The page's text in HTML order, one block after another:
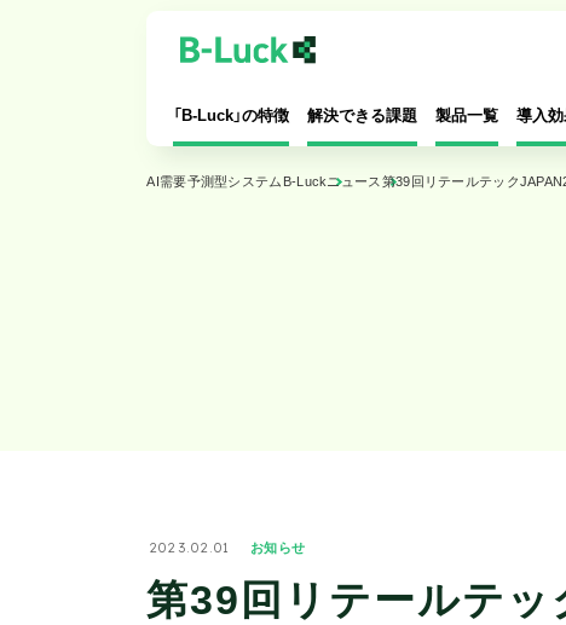
「B-Luck」の特徴
特長
解決できる課題 製品一覧
AI自動発注
導入効
AI需要予測型システムB-Luck ニュース 第39回リテールテック
2023.02.01 お知らせ
第39回リテールテ